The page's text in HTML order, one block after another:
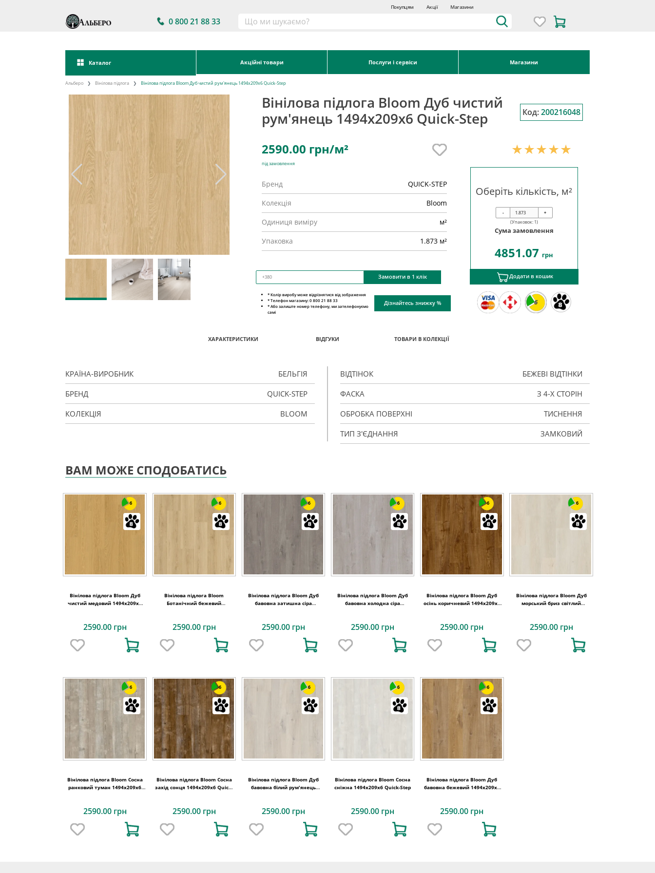
Покупцям Акції Магазини
0 800 21 88 33
Каталог Акційні товари Послуги і сервіси Магазини
Альберо Вінілова підлога Вінілова підлога Bloom Дуб чистий рум'янець 1494х209x6 Quick-Step
Вінілова підлога Bloom Дуб чистий
рум'янець 1494х209x6 Quick-Step
Код: 200216048
2590.00 грн/м²
під замовлення
Бренд QUICK-STEP
Колекція Bloom
Одиниця виміру м²
Упаковка 1.873 м²
Замовити в 1 клік
Оберіть кількість, м²
-
+
(Упаковок: 1)
Сума замовлення
4851.07 грн
Додати в кошик
6
* Колір виробу може відрізнятися від зображення
* Телефон магазину: 0 800 21 88 33
* Або залиште номер телефону, ми зателефонуємо
самі
Дізнайтесь знижку %
ХАРАКТЕРИСТИКИ ВІДГУКИ ТОВАРИ В КОЛЕКЦІЇ
КРАЇНА-ВИРОБНИК БЕЛЬГІЯ
БРЕНД QUICK-STEP
КОЛЕКЦІЯ BLOOM
ВІДТІНОК БЕЖЕВІ ВІДТІНКИ
ФАСКА З 4-Х СТОРІН
ОБРОБКА ПОВЕРХНІ ТИСНЕННЯ
ТИП З'ЄДНАННЯ ЗАМКОВИЙ
ВАМ МОЖЕ СПОДОБАТИСЬ
6
Вінілова підлога Bloom Дуб
чистий медовий 1494х209x6
2590.00 грн
6
Вінілова підлога Bloom
Ботанічний бежевий
2590.00 грн
6
Вінілова підлога Bloom Дуб
бавовна затишна сіра
2590.00 грн
6
Вінілова підлога Bloom Дуб
бавовна холодна сіра
2590.00 грн
6
Вінілова підлога Bloom Дуб
осінь коричневий 1494х209x6
2590.00 грн
6
Вінілова підлога Bloom Дуб
морський бриз світлий
2590.00 грн
6
Вінілова підлога Bloom Сосна
ранковий туман 1494х209x6
2590.00 грн
6
Вінілова підлога Bloom Сосна
захід сонця 1494х209x6 Quick-
2590.00 грн
6
Вінілова підлога Bloom Дуб
бавовна білий рум'янець
2590.00 грн
6
Вінілова підлога Bloom Сосна
сніжна 1494х209x6 Quick-Step
2590.00 грн
6
Вінілова підлога Bloom Дуб
бавовна бежевий 1494х209x6
2590.00 грн